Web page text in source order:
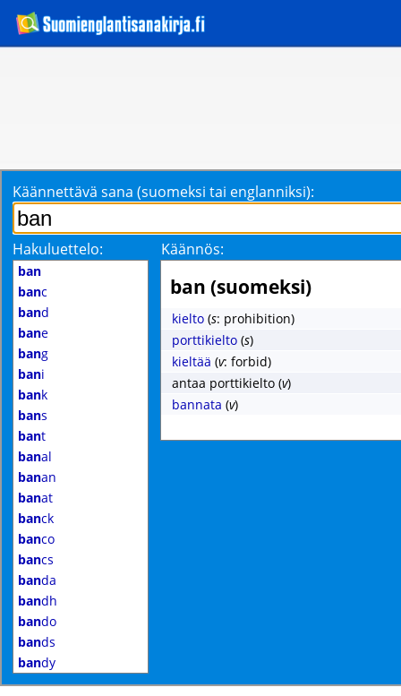
Käännettävä sana (suomeksi tai englanniksi):
Hakuluettelo: Käännös:
ban
banc
band
bane
bang
bani
bank
bans
bant
banal
banan
banat
banck
banco
bancs
banda
bandh
bando
bands
bandy
ban (suomeksi)
kielto (s: prohibition)
porttikielto (s)
kieltää (v: forbid)
antaa porttikielto (v)
bannata (v)